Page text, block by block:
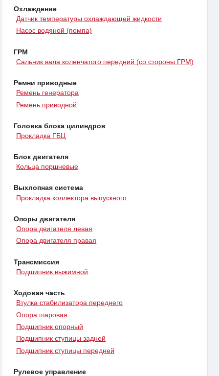
Охлаждение
Датчик температуры охлаждающей жидкости
Насос водяной (помпа)
ГРМ
Сальник вала коленчатого передний (со стороны ГРМ)
Ремни приводные
Ремень генератора
Ремень приводной
Головка блока цилиндров
Прокладка ГБЦ
Блок двигателя
Кольца поршневые
Выхлопная система
Прокладка коллектора выпускного
Опоры двигателя
Опора двигателя левая
Опора двигателя правая
Трансмиссия
Подшипник выжимной
Ходовая часть
Втулка стабилизатора переднего
Опора шаровая
Подшипник опорный
Подшипник ступицы задней
Подшипник ступицы передней
Рулевое управление